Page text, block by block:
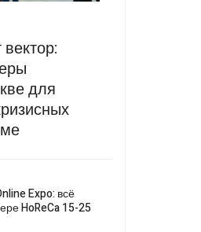
для
Expo: всё
HoReCa 15-25